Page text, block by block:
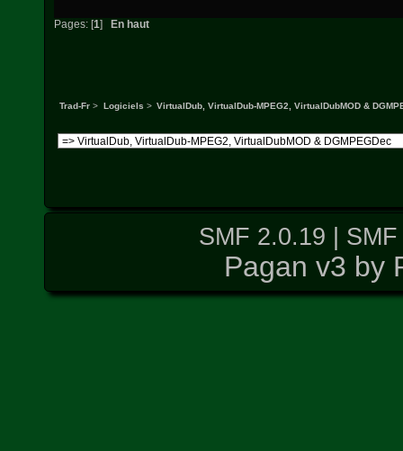
Pages: [1] En haut
Trad-Fr > Logiciels > VirtualDub, VirtualDub-MPEG2, VirtualDubMOD &
SMF 2.0.19
Pagan v3 by